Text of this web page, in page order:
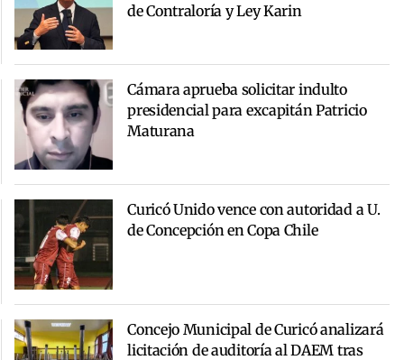
de Contraloría y Ley Karin
Cámara aprueba solicitar indulto
presidencial para excapitán Patricio
Maturana
Curicó Unido vence con autoridad a U.
de Concepción en Copa Chile
Concejo Municipal de Curicó analizará
licitación de auditoría al DAEM tras